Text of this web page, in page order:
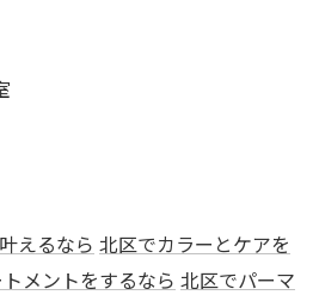
えるなら 北区でカラーとケアを
メントをするなら 北区でパーマ